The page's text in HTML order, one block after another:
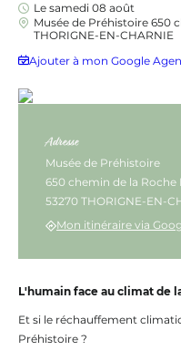
Le samedi 08 août
Musée de Préhistoire 650
THORIGNE-EN-CHARNIE
Ajouter à mon Google
L'humain face au climat de
Et si le réchauffement
Préhistoire ?
Adresse
Musée de Préhistoire
650 chemin de la Roche
53270 THORIGNE-EN-
Mon itinéraire via